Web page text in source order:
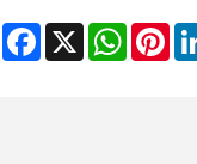
Facebook
X WhatsApp